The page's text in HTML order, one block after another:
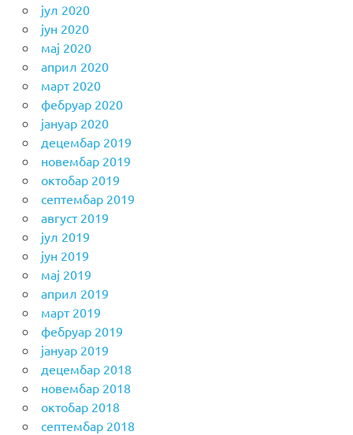
јул 2020
јун 2020
мај 2020
април 2020
март 2020
фебруар 2020
јануар 2020
децембар 2019
новембар 2019
октобар 2019
септембар 2019
август 2019
јул 2019
јун 2019
мај 2019
април 2019
март 2019
фебруар 2019
јануар 2019
децембар 2018
новембар 2018
октобар 2018
септембар 2018